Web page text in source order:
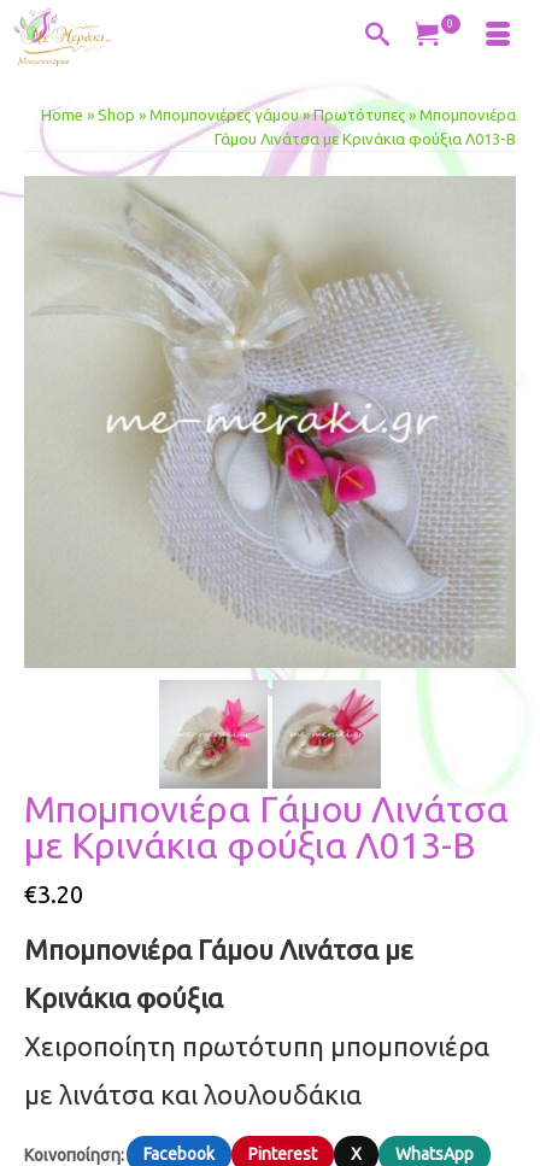
0
Home » Shop » Μπομπονιέρες γάμου » Πρωτότυπες » Μπομπονιέρα
Γάμου Λινάτσα με Κρινάκια φούξια Λ013-Β
Μπομπονιέρα Γάμου Λινάτσα
με Κρινάκια φούξια Λ013-Β
€3.20
Μπομπονιέρα Γάμου Λινάτσα με
Κρινάκια φούξια
Χειροποίητη πρωτότυπη μπομπονιέρα
με λινάτσα και λουλουδάκια
Κοινοποίηση: Facebook Pinterest X
WhatsApp